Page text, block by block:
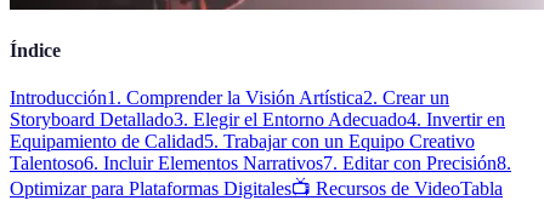
Índice
Introducción1. Comprender la Visión Artística2. Crear un
Storyboard Detallado3. Elegir el Entorno Adecuado4. Invertir en
Equipamiento de Calidad5. Trabajar con un Equipo Creativo
Talentoso6. Incluir Elementos Narrativos7. Editar con Precisión8.
Optimizar para Plataformas Digitales📺 Recursos de VideoTabla